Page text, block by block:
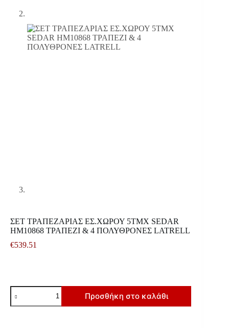
ΣΕΤ ΤΡΑΠΕΖΑΡΙΑΣ ΕΣ.ΧΩΡΟΥ 5ΤΜΧ SEDAR
HM10868 ΤΡΑΠΕΖΙ & 4 ΠΟΛΥΘΡΟΝΕΣ LATRELL
€539.51
ΣΕΤ
ΤΡΑΠΕΖΑΡΙΑΣ
ΕΣ.ΧΩΡΟΥ
Προσθήκη στο καλάθι